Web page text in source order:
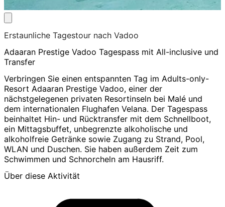
Erstaunliche Tagestour nach Vadoo
Adaaran Prestige Vadoo Tagespass mit All-inclusive und
Transfer
Verbringen Sie einen entspannten Tag im Adults-only-
Resort Adaaran Prestige Vadoo, einer der
nächstgelegenen privaten Resortinseln bei Malé und
dem internationalen Flughafen Velana. Der Tagespass
beinhaltet Hin- und Rücktransfer mit dem Schnellboot,
ein Mittagsbuffet, unbegrenzte alkoholische und
alkoholfreie Getränke sowie Zugang zu Strand, Pool,
WLAN und Duschen. Sie haben außerdem Zeit zum
Schwimmen und Schnorcheln am Hausriff.
Über diese Aktivität